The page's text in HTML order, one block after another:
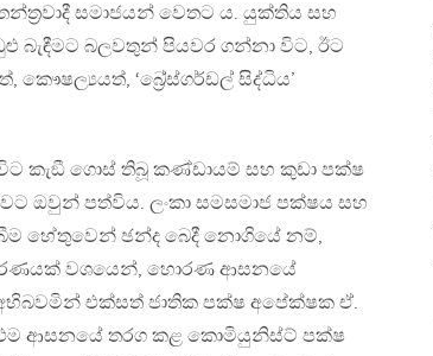
සමාජයන් වෙතට ය. යුක්තිය සහ
බැඳීමට බලවතුන් පියවර ගන්නා විට, ඊට
‘බ්‍රේස්ගර්ඩල් සිද්ධිය’
කැඞී ගොස් තිබූ කණ්ඩායම් සහ කුඩා පක්ෂ
ඔවුන් පත්විය. ලංකා සමසමාජ පක්ෂය සහ
හේතුවෙන් ඡන්ද බෙදී නොගියේ නම්,
වශයෙන්, හොරණ ආසනයේ
එක්සත් ජාතික පක්ෂ අපේක්ෂක ඒ.
එම ආසනයේ තරග කළ කොමියුනිස්ට් පක්ෂ